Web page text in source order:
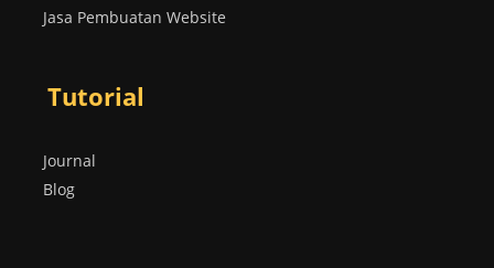
Jasa Pembuatan Website
Tutorial
Journal
Blog